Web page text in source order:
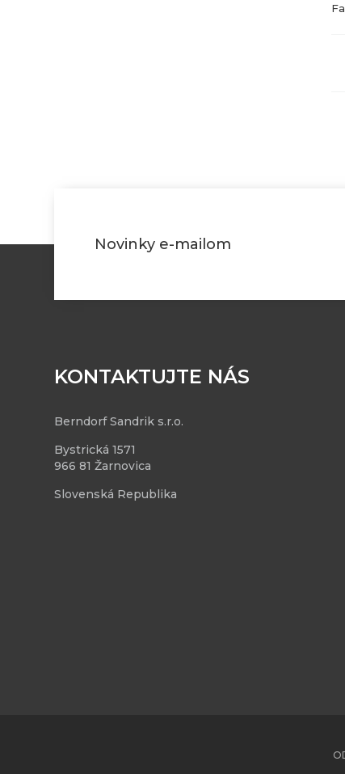
Novinky e-mailom
KONTAKTUJTE NÁS
Berndorf Sandrik s.r.o.
Bystrická 1571
966 81 Žarnovica
Slovenská Republika